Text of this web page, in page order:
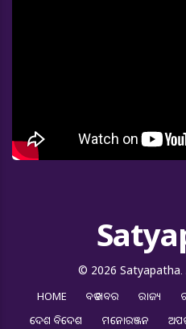
© 2026 Satyapatha.
HOME ବଡ ଖବର ରାଜ୍ୟ
ଦେଶ ବିଦେଶ
ମନୋରଞ୍ଜନ